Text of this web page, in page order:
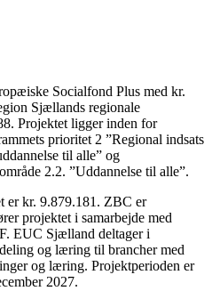
Socialfond Plus med kr.
Sjællands regionale
Projektet ligger inden for
prioritet 2 ”Regional indsats
til alle” og
2.2. ”Uddannelse til alle”.
er kr. 9.879.181. ZBC er
projektet i samarbejde med
EUC Sjælland deltager i
og læring til brancher med
og læring. Projektperioden er
2027.